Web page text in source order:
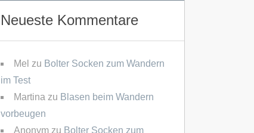
Neueste Kommentare
Mel zu Bolter Socken zum Wandern
im Test
Martina zu Blasen beim Wandern
vorbeugen
Anonym zu Bolter Socken zum